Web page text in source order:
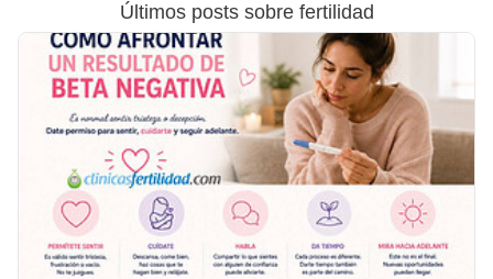
Últimos posts sobre fertilidad